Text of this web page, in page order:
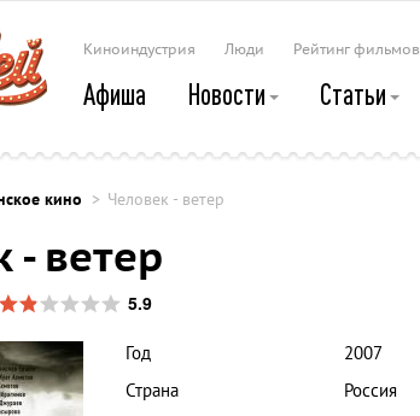
Киноиндустрия Люди Рейтинг фильмов
Афиша Новости Статьи
кино Человек - ветер
- ветер
5.9
Год
2007
Страна
Россия